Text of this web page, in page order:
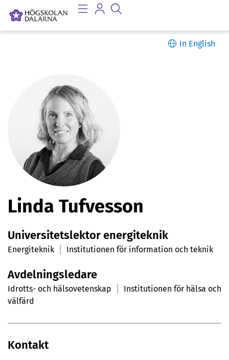
In English
P
e
r
s
o
n
l
i
Linda Tufvesson
Universitetslektor energiteknik
Energiteknik Institutionen för information och teknik
Avdelningsledare
Idrotts- och hälsovetenskap
Institutionen för hälsa och
välfärd
Kontakt